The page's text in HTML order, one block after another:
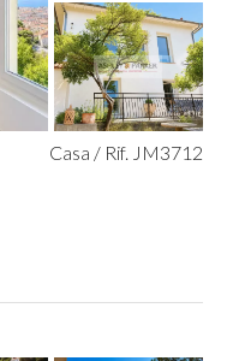
Casa / Rif. JM3712